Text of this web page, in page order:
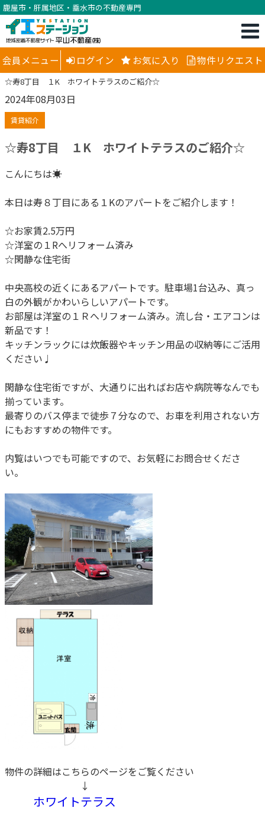
鹿屋市・肝属地区・垂水市の不動産専門
会員メニュー ログイン お気に入り 物件リクエスト
☆寿8丁目 １K ホワイトテラスのご紹介☆
2024年08月03日
賃貸紹介
☆寿8丁目 １K ホワイトテラスのご紹介☆
こんにちは☀
本日は寿８丁目にある１Kのアパートをご紹介します！
☆お家賃2.5万円
☆洋室の１Rへリフォーム済み
☆閑静な住宅街
中央高校の近くにあるアパートです。駐車場1台込み、真っ
白の外観がかわいらしいアパートです。
お部屋は洋室の１Ｒへリフォーム済み。流し台・エアコンは
新品です！
キッチンラックには炊飯器やキッチン用品の収納等にご活用
ください♩
閑静な住宅街ですが、大通りに出ればお店や病院等なんでも
揃っています。
最寄りのバス停まで徒歩７分なので、お車を利用されない方
にもおすすめの物件です。
内覧はいつでも可能ですので、お気軽にお問合せくださ
い。
物件の詳細はこちらのページをご覧ください
↓
ホワイトテラス